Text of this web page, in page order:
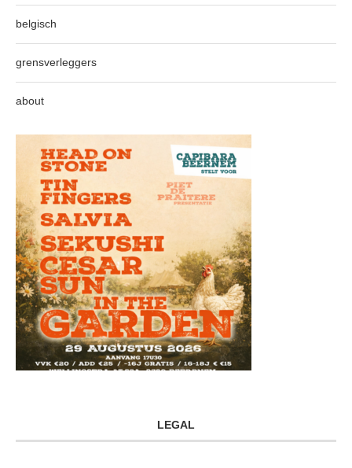
belgisch
grensverleggers
about
LEGAL